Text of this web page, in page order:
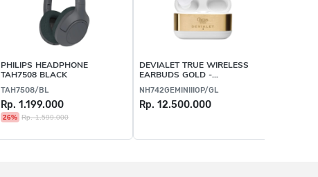
PHILIPS HEADPHONE
TAH7508 BLACK
TAH7508/BL
Rp. 1.199.000
26% Rp. 1.599.000
DEVIALET TRUE WIRELESS
EARBUDS GOLD -
NH742GEMINIIIOP/GL
NH742GEMINIIIOP/GL
Rp. 12.500.000